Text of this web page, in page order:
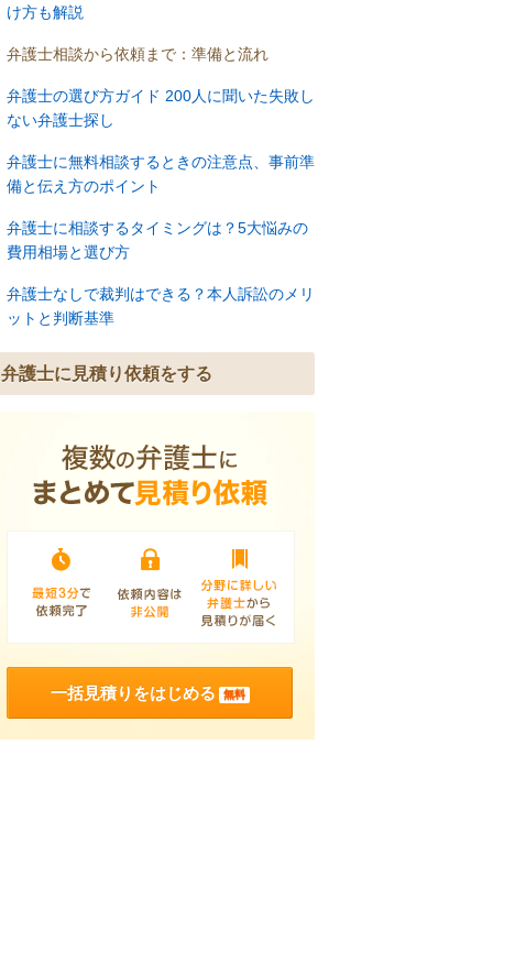
け方も解説
弁護士相談から依頼まで：準備と流れ
弁護士の選び方ガイド 200人に聞いた失敗し
ない弁護士探し
弁護士に無料相談するときの注意点、事前準
備と伝え方のポイント
弁護士に相談するタイミングは？5大悩みの
費用相場と選び方
弁護士なしで裁判はできる？本人訴訟のメリ
ットと判断基準
弁護士に見積り依頼をする
一括見積りをはじめる 無料